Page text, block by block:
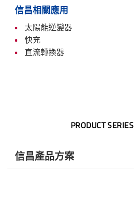
信昌相關應用
太陽能逆變器
快充
直流轉換器
PRODUCT SERIES
信昌產品方案